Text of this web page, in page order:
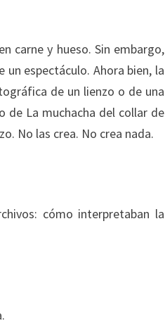
carne y hueso. Sin embargo,
espectáculo. Ahora bien, la
de un lienzo o de una
de La muchacha del collar de
No las crea. No crea nada.
cómo interpretaban la